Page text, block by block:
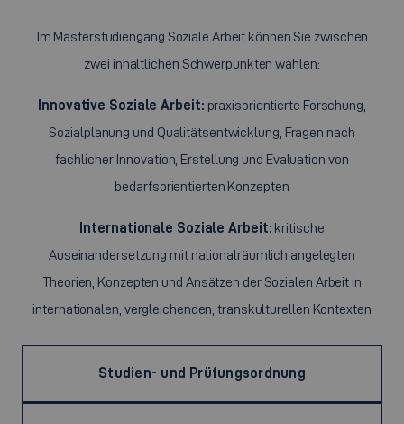
Im Masterstudiengang Soziale Arbeit können Sie zwischen
zwei inhaltlichen Schwerpunkten wählen:
Innovative Soziale Arbeit: praxisorientierte Forschung,
Sozialplanung und Qualitätsentwicklung, Fragen nach
fachlicher Innovation, Erstellung und Evaluation von
bedarfsorientierten Konzepten
Internationale Soziale Arbeit: kritische
Auseinandersetzung mit nationalräumlich angelegten
Theorien, Konzepten und Ansätzen der Sozialen Arbeit in
internationalen, vergleichenden, transkulturellen Kontexten
Studien- und Prüfungsordnung